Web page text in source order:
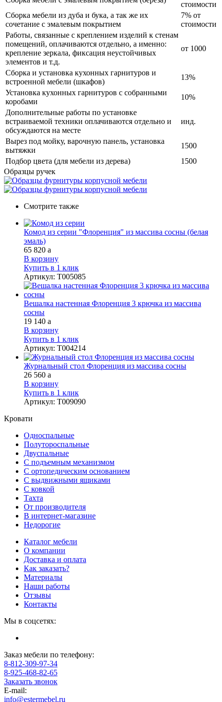
стоимости
Сборка мебели из дуба и бука, а так же их
сочетание с эмалевым покрытием
7% от
стоимости
Работы, связанные с креплением изделий к стенам
помещений, оплачиваются отдельно, а именно:
крепление зеркала, фиксация неустойчивых
элементов и т.д.
от 1000
Сборка и установка кухонных гарнитуров и
встроенной мебели (шкафов)
13%
Установка кухонных гарнитуров с собранными
коробами
10%
Дополнительные работы по установке
встраиваемой техники оплачиваются отдельно и
обсуждаются на месте
инд.
Вырез под мойку, варочную панель, установка
вытяжки
1500
Подбор цвета (для мебели из дерева)
1500
Образцы ручек
Смотрите также
Комод из серии "Флоренция" из массива сосны (белая
эмаль)
65 820 a
В корзину
Купить в 1 клик
Артикул: Т005085
Вешалка настенная Флоренция 3 крючка из массива
сосны
19 140 a
В корзину
Купить в 1 клик
Артикул: Т004214
Журнальный стол Флоренция из массива сосны
26 560 a
В корзину
Купить в 1 клик
Артикул: Т009090
Кровати
Односпальные
Полутороспальные
Двуспальные
С подъемным механизмом
С ортопедическим основанием
С выдвижными ящиками
С ковкой
Тахта
От производителя
В интернет-магазине
Недорогие
Каталог мебели
О компании
Доставка и оплата
Как заказать?
Материалы
Наши работы
Отзывы
Контакты
Мы в соцсетях:
Заказ мебели по телефону:
8-812-309-97-34
8-925-468-82-65
Заказать звонок
E-mail:
info@estermebel.ru